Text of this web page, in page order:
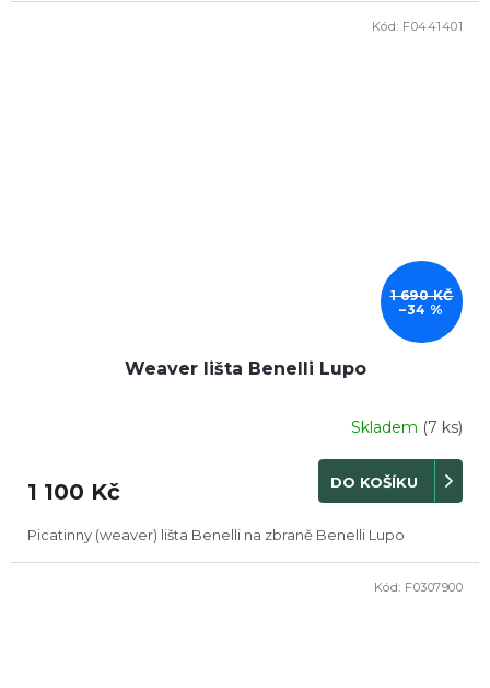
1 690 KČ
–34 %
Weaver lišta Benelli Lupo
Skladem (7 ks)
1 100 Kč DO KOŠÍKU
Picatinny (weaver) lišta Benelli na zbraně Benelli Lupo
Kód: F0441401
Kód: F0307900